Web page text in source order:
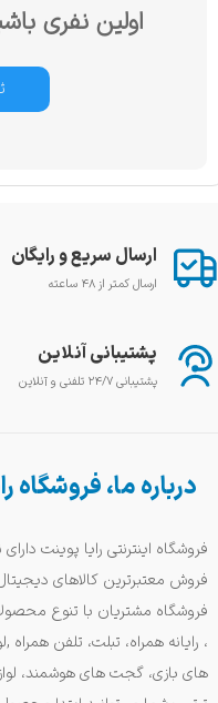
اولین نفری
درباره ما، فروشگاه
فروشگاه اینترنتی رایا پوینت
فروش معتبرترین کالاهای
فروشگاه مشتریان با تنوع
، رایانه همراه، تبلت، تلفن
های بازی، گجت های هوشمند،
ارسال سریع و رایگان
ارسال کمتر از ۴۸ ساعته
پشتیبانی آنلاین
پشتیبانی ۲۴/۷ تلفنی و آنلاین